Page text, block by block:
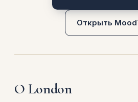
Открыть
О London